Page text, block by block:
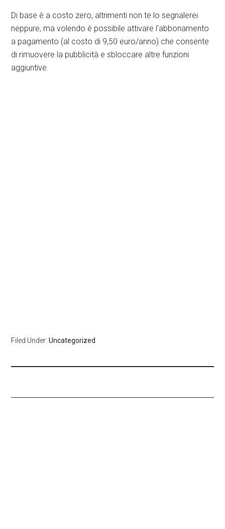
Di base è a costo zero, altrimenti non te lo segnalerei
neppure, ma volendo è possibile attivare l'abbonamento
a pagamento (al costo di 9,50 euro/anno) che consente
di rimuovere la pubblicità e sbloccare altre funzioni
aggiuntive.
Filed Under:Uncategorized